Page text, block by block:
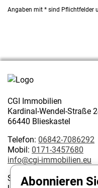
Angaben mit * sind Pflichtfelder
CGI Immobilien
Kardinal-Wendel-Straße
66440 Blieskastel
Telefon: 06842-7086292
Mobil: 0171-3457680
info@cgi-immobilien.eu
Steuernummer: 075/
Abonnieren